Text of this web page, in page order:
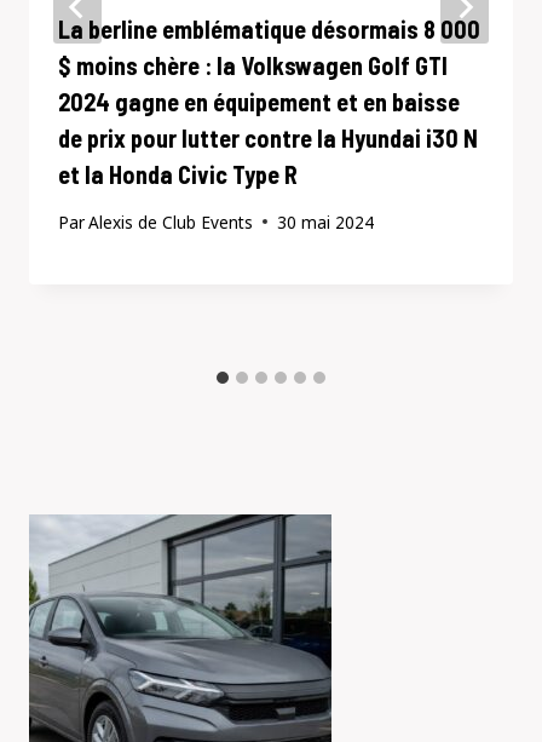
La berline emblématique désormais 8 000
$ moins chère : la Volkswagen Golf GTI
2024 gagne en équipement et en baisse
de prix pour lutter contre la Hyundai i30 N
et la Honda Civic Type R
ParAlexis de Club Events 30 mai 2024